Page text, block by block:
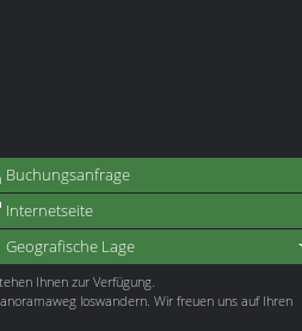
Buchungsanfrage
Internetseite
Geografische Lage
Ihnen zur Verfügung.
loswandern. Wir freuen uns auf Ihren